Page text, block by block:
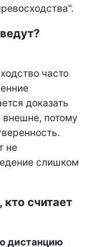
часто
доказать
внешне, потому
не
слишком
считает
дистанцию